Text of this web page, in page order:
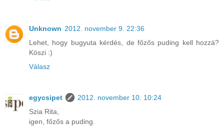
Unknown 2012. november 9. 22:36
Lehet, hogy bugyuta kérdés, de főzős puding kell hozzá?
Köszi :)
Válasz
egycsipet
2012. november 10. 10:24
Szia Rita,
igen, főzős a puding.